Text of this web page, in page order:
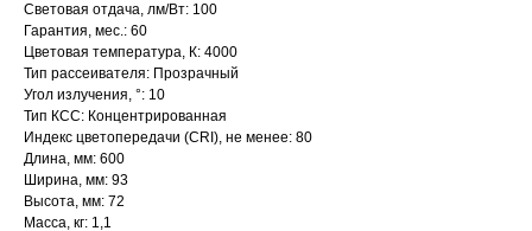
Световая отдача, лм/Вт: 100
Гарантия, мес.: 60
Цветовая температура, К: 4000
Тип рассеивателя: Прозрачный
Угол излучения, °: 10
Тип КСС: Концентрированная
Индекс цветопередачи (CRI), не менее: 80
Длина, мм: 600
Ширина, мм: 93
Высота, мм: 72
Масса, кг: 1,1